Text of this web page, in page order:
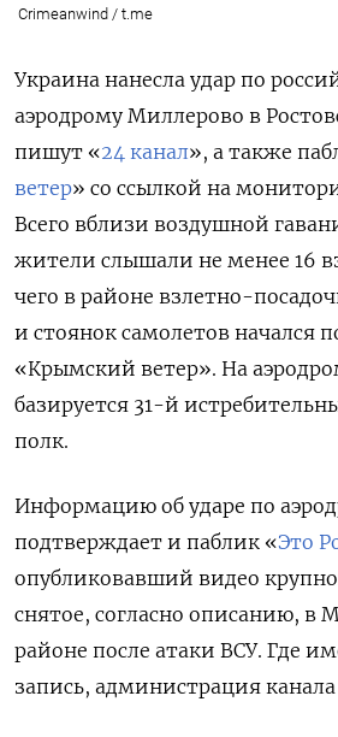
Crimeanwind / t.me
Украина нанесла удар по
аэродрому Миллерово в
пишут «24 канал», а также
ветер» со ссылкой на
Всего вблизи воздушной
жители слышали не менее 16
чего в районе взлетно-
и стоянок самолетов начался
«Крымский ветер». На
базируется 31-й
полк.
Информацию об ударе по
подтверждает и паблик «Это
опубликовавший видео
снятое, согласно описанию, в
районе после атаки ВСУ. Где
запись, администрация